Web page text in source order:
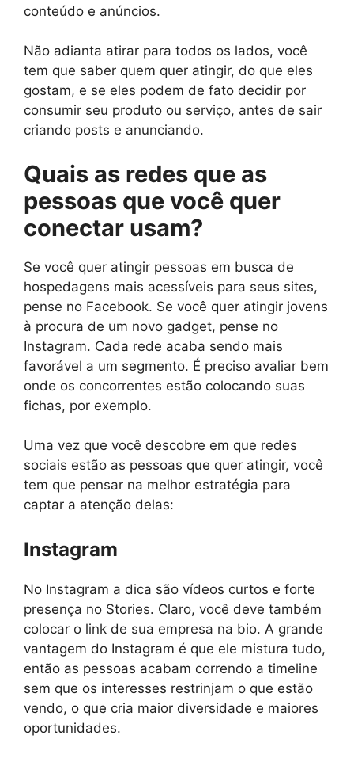
conteúdo e anúncios.
Não adianta atirar para todos os lados, você
tem que saber quem quer atingir, do que eles
gostam, e se eles podem de fato decidir por
consumir seu produto ou serviço, antes de sair
criando posts e anunciando.
Quais as redes que as
pessoas que você quer
conectar usam?
Se você quer atingir pessoas em busca de
hospedagens mais acessíveis para seus sites,
pense no Facebook. Se você quer atingir jovens
à procura de um novo gadget, pense no
Instagram. Cada rede acaba sendo mais
favorável a um segmento. É preciso avaliar bem
onde os concorrentes estão colocando suas
fichas, por exemplo.
Uma vez que você descobre em que redes
sociais estão as pessoas que quer atingir, você
tem que pensar na melhor estratégia para
captar a atenção delas:
Instagram
No Instagram a dica são vídeos curtos e forte
presença no Stories. Claro, você deve também
colocar o link de sua empresa na bio. A grande
vantagem do Instagram é que ele mistura tudo,
então as pessoas acabam correndo a timeline
sem que os interesses restrinjam o que estão
vendo, o que cria maior diversidade e maiores
oportunidades.